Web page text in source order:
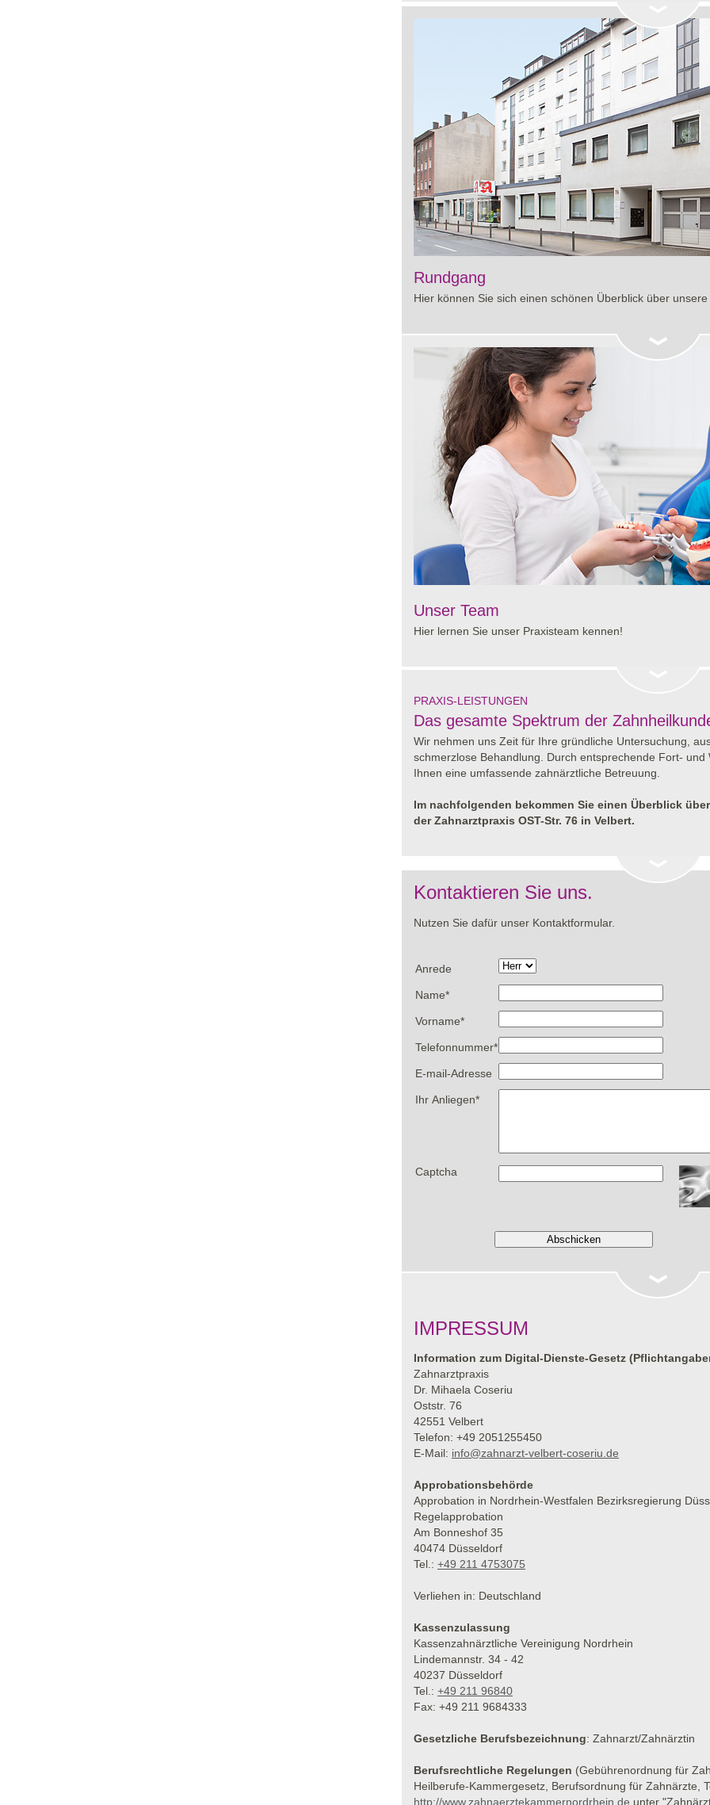
Rundgang
Hier können Sie sich einen schönen Überblick über
Unser Team
Hier lernen Sie unser Praxisteam kennen!
PRAXIS-LEISTUNGEN
Das gesamte Spektrum der
Wir nehmen uns Zeit für Ihre gründliche Untersuchung,
schmerzlose Behandlung. Durch entsprechende Fort-
Ihnen eine umfassende zahnärztliche Betreuung.
Im nachfolgenden bekommen Sie einen Überblick
der Zahnarztpraxis OST-Str. 76 in Velbert.
Kontaktieren Sie uns.
Nutzen Sie dafür unser Kontaktformular.
Anrede
Name*
Vorname*
Telefonnummer*
E-mail-Adresse
Ihr Anliegen*
Captcha
IMPRESSUM
Information zum Digital-Dienste-Gesetz
Zahnarztpraxis
Dr. Mihaela Coseriu
Oststr. 76
42551 Velbert
Telefon: +49 2051255450
E-Mail: info@zahnarzt-velbert-coseriu.de
Approbationsbehörde
Approbation in Nordrhein-Westfalen Bezirksregierung
Regelapprobation
Am Bonneshof 35
40474 Düsseldorf
Tel.: +49 211 4753075
Verliehen in: Deutschland
Kassenzulassung
Kassenzahnärztliche Vereinigung Nordrhein
Lindemannstr. 34 - 42
40237 Düsseldorf
Tel.: +49 211 96840
Fax: +49 211 9684333
Gesetzliche Berufsbezeichnung: Zahnarzt/Zahnärztin
Berufsrechtliche Regelungen (Gebührenordnung für
Heilberufe-Kammergesetz, Berufsordnung für Zahnärzte,
http://www.zahnaerztekammernordrhein.de unter